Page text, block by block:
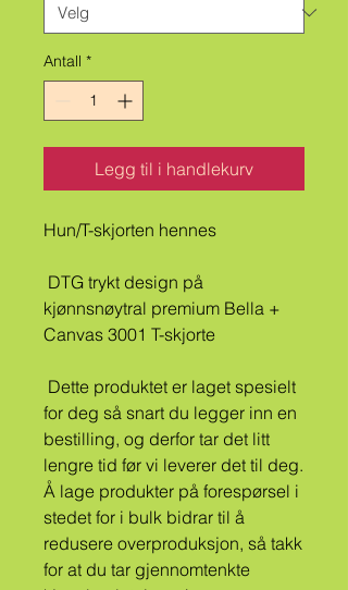
Antall *
Legg til i handlekurv
Hun/T-skjorten hennes
kjønnsnøytral premium Bella +
Canvas 3001 T-skjorte
for deg så snart du legger inn en
bestilling, og derfor tar det litt
lengre tid før vi leverer det til deg.
Å lage produkter på forespørsel i
stedet for i bulk bidrar til å
redusere overproduksjon, så takk
for at du tar gjennomtenkte